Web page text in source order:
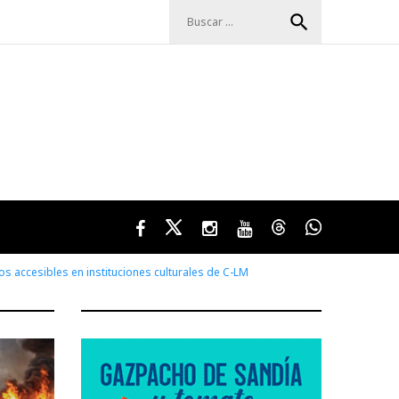
search
FacebookTwitterInstagramYoutubeThreadsWhatsApp
accesibles en instituciones culturales de C-LM